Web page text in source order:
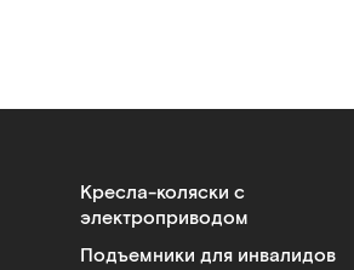
Кресла-коляски с
электроприводом
Подъемники для инвалидов